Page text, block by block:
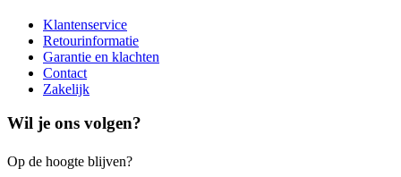
Klantenservice
Retourinformatie
Garantie en klachten
Contact
Zakelijk
Wil je ons volgen?
Op de hoogte blijven?